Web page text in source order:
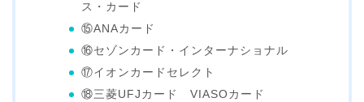
ス・カード
⑮ANAカード
⑯セゾンカード・インターナショナル
⑰イオンカードセレクト
⑱三菱UFJカード VIASOカード